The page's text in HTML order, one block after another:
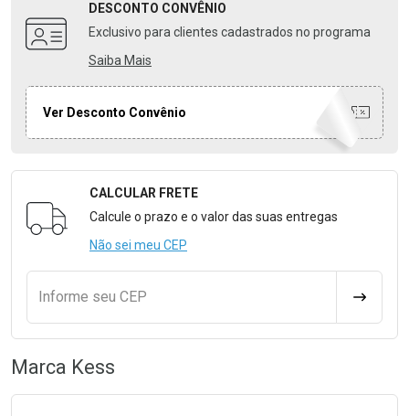
DESCONTO CONVÊNIO
Exclusivo para clientes cadastrados no programa
Saiba Mais
Ver Desconto Convênio
Formulário para Calcular o Frete
CALCULAR FRETE
Calcule o prazo e o valor das suas entregas
Não sei meu CEP
Informe seu CEP
Marca Kess